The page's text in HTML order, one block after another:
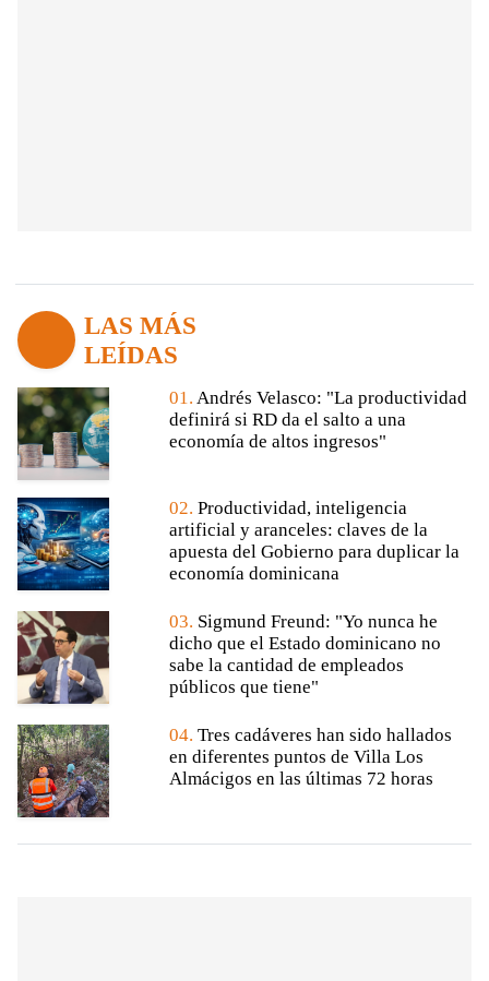
LAS MÁS
LEÍDAS
01. Andrés Velasco: "La productividad
definirá si RD da el salto a una
economía de altos ingresos"
02. Productividad, inteligencia
artificial y aranceles: claves de la
apuesta del Gobierno para duplicar la
economía dominicana
03. Sigmund Freund: "Yo nunca he
dicho que el Estado dominicano no
sabe la cantidad de empleados
públicos que tiene"
04. Tres cadáveres han sido hallados
en diferentes puntos de Villa Los
Almácigos en las últimas 72 horas